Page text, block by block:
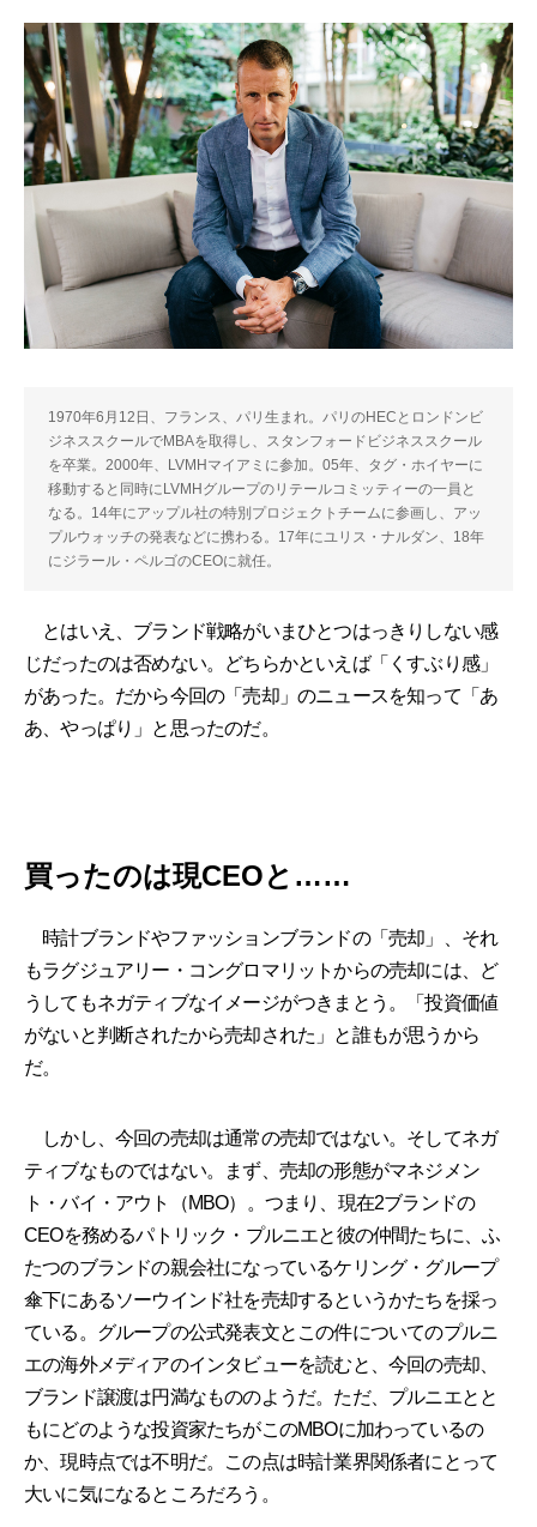
1970年6月12日、フランス、パリ生まれ。パリのHECとロンドンビ
ジネススクールでMBAを取得し、スタンフォードビジネススクール
を卒業。2000年、LVMHマイアミに参加。05年、タグ・ホイヤーに
移動すると同時にLVMHグループのリテールコミッティーの一員と
なる。14年にアップル社の特別プロジェクトチームに参画し、アッ
プルウォッチの発表などに携わる。17年にユリス・ナルダン、18年
にジラール・ペルゴのCEOに就任。
とはいえ、ブランド戦略がいまひとつはっきりしない感
じだったのは否めない。どちらかといえば「くすぶり感」
があった。だから今回の「売却」のニュースを知って「あ
あ、やっぱり」と思ったのだ。
買ったのは現CEOと……
時計ブランドやファッションブランドの「売却」、それ
もラグジュアリー・コングロマリットからの売却には、ど
うしてもネガティブなイメージがつきまとう。「投資価値
がないと判断されたから売却された」と誰もが思うから
だ。
しかし、今回の売却は通常の売却ではない。そしてネガ
ティブなものではない。まず、売却の形態がマネジメン
ト・バイ・アウト（MBO）。つまり、現在2ブランドの
CEOを務めるパトリック・プルニエと彼の仲間たちに、ふ
たつのブランドの親会社になっているケリング・グループ
傘下にあるソーウインド社を売却するというかたちを採っ
ている。グループの公式発表文とこの件についてのプルニ
エの海外メディアのインタビューを読むと、今回の売却、
ブランド譲渡は円満なもののようだ。ただ、プルニエとと
もにどのような投資家たちがこのMBOに加わっているの
か、現時点では不明だ。この点は時計業界関係者にとって
大いに気になるところだろう。